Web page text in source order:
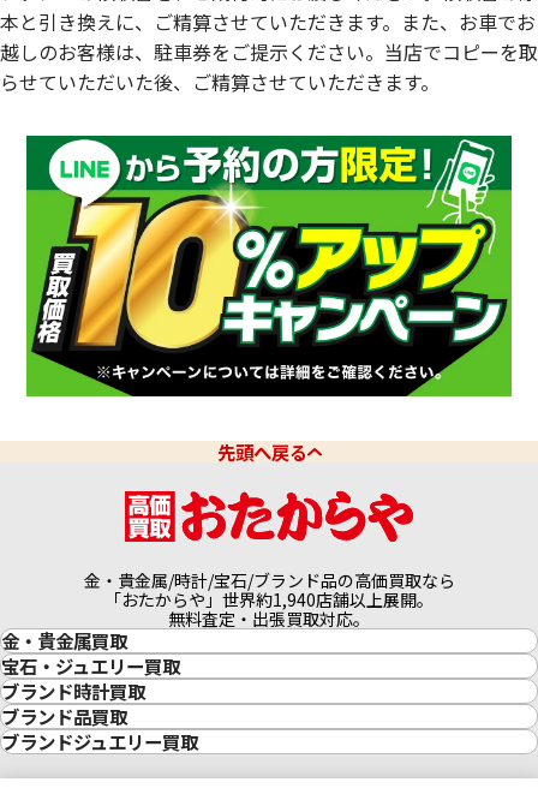
本と引き換えに、ご精算させていただきます。また、お車でお
越しのお客様は、駐車券をご提示ください。当店でコピーを取
らせていただいた後、ご精算させていただきます。
先頭へ戻る
金・貴金属/時計/宝石/ブランド品の高価買取なら
「おたからや」世界約1,940店舗以上展開。
無料査定・出張買取対応。
金・貴金属買取
金買取
金の相場価格情報
金の参考買取価格一覧
インゴット買取
インゴットの相場価格情報
24金買取
宝石・ジュエリー買取
宝石・ジュエリー買取
ダイヤモンド買取
ダイヤモンド・宝石の参考価格一覧
リング・結婚指輪買取
エメラルド買取
ブランド時計買取
時計買取
ロレックス買取
ロレックス デイトナ買取
ロレックス サブマリーナー買取
ブランド品買取
ブランド買取
ブランドジュエリー買取